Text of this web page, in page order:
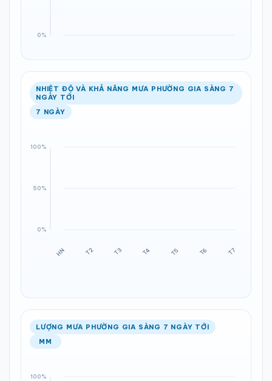
NHIỆT ĐỘ VÀ KHẢ NĂNG MƯA PHƯỜNG GIA SÀNG 7
NGÀY TỚI
7 NGÀY
LƯỢNG MƯA PHƯỜNG GIA SÀNG 7 NGÀY TỚI
MM